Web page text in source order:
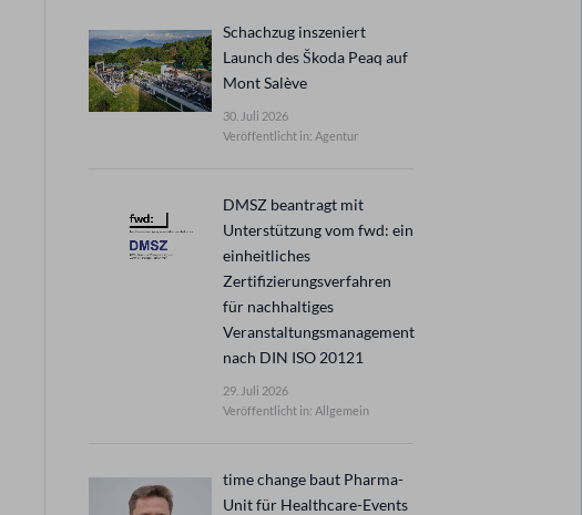
Schachzug inszeniert
Launch des Škoda Peaq auf
Mont Salève
30. Juli 2026
Veröffentlicht in: Agentur
DMSZ beantragt mit
Unterstützung vom fwd: ein
einheitliches
Zertifizierungsverfahren
für nachhaltiges
Veranstaltungsmanagement
nach DIN ISO 20121
29. Juli 2026
Veröffentlicht in: Allgemein
time change baut Pharma-
Unit für Healthcare-Events